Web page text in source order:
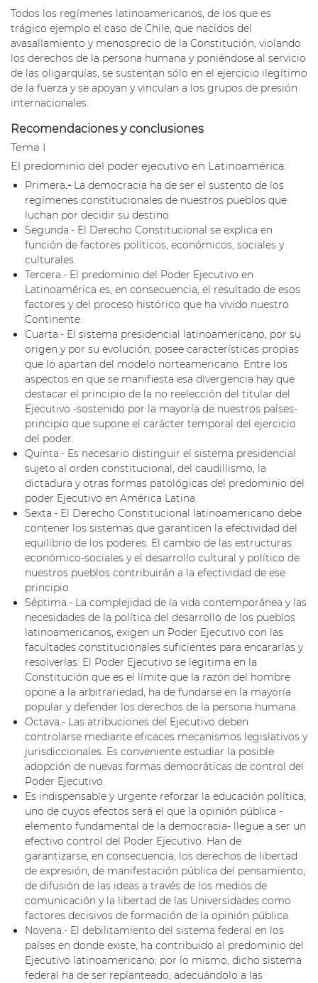
Todos los regímenes latinoamericanos, de los que es
trágico ejemplo el caso de Chile, que nacidos del
avasallamiento y menosprecio de la Constitución, violando
los derechos de la persona humana y poniéndose al servicio
de las oligarquías, se sustentan sólo en el ejercicio ilegítimo
de la fuerza y se apoyan y vinculan a los grupos de presión
internacionales.
Recomendaciones y conclusiones
Tema I
El predominio del poder ejecutivo en Latinoamérica:
Primera.- La democracia ha de ser el sustento de los
regímenes constitucionales de nuestros pueblos que
luchan por decidir su destino.
Segunda.- El Derecho Constitucional se explica en
función de factores políticos, económicos, sociales y
culturales.
Tercera.- El predominio del Poder Ejecutivo en
Latinoamérica es, en consecuencia, el resultado de esos
factores y del proceso histórico que ha vivido nuestro
Continente.
Cuarta.- El sistema presidencial latinoamericano, por su
origen y por su evolución, posee características propias
que lo apartan del modelo norteamericano. Entre los
aspectos en que se manifiesta esa divergencia hay que
destacar el principio de la no reelección del titular del
Ejecutivo -sostenido por la mayoría de nuestros países-
principio que supone el carácter temporal del ejercicio
del poder.
Quinta.- Es necesario distinguir el sistema presidencial
sujeto al orden constitucional, del caudillismo, la
dictadura y otras formas patológicas del predominio del
poder Ejecutivo en América Latina.
Sexta.- El Derecho Constitucional latinoamericano debe
contener los sistemas que garanticen la efectividad del
equilibrio de los poderes. El cambio de las estructuras
económico-sociales y el desarrollo cultural y político de
nuestros pueblos contribuirán a la efectividad de ese
principio.
Séptima.- La complejidad de la vida contemporánea y las
necesidades de la política del desarrollo de los pueblos
latinoamericanos, exigen un Poder Ejecutivo con las
facultades constitucionales suficientes para encararlas y
resolverlas. El Poder Ejecutivo se legitima en la
Constitución que es el límite que la razón del hombre
opone a la arbitrariedad, ha de fundarse en la mayoría
popular y defender los derechos de la persona humana.
Octava.- Las atribuciones del Ejecutivo deben
controlarse mediante eficaces mecanismos legislativos y
jurisdiccionales. Es conveniente estudiar la posible
adopción de nuevas formas democráticas de control del
Poder Ejecutivo.
Es indispensable y urgente reforzar la educación política,
uno de cuyos efectos será el que la opinión pública -
elemento fundamental de la democracia- llegue a ser un
efectivo control del Poder Ejecutivo. Han de
garantizarse, en consecuencia, los derechos de libertad
de expresión, de manifestación pública del pensamiento,
de difusión de las ideas a través de los medios de
comunicación y la libertad de las Universidades como
factores decisivos de formación de la opinión pública.
Novena.- El debilitamiento del sistema federal en los
países en donde existe, ha contribuido al predominio del
Ejecutivo latinoamericano; por lo mismo, dicho sistema
federal ha de ser replanteado, adecuándolo a las